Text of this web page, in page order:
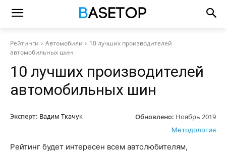
Рейтинги Автомобили
10 лучших производителей
автомобильных шин
10 лучших производителей
автомобильных шин
Эксперт: Вадим Ткачук Обновлено: Ноябрь 2019
Методология
Рейтинг будет интересен всем автолюбителям,